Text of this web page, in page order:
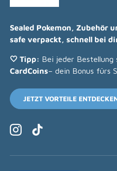
Sealed Pokemon, Zubehör
safe verpackt, schnell bei
🤍 Tipp: Bei jeder Bestellung
CardCoins– dein Bonus fürs
JETZT VORTEILE
InstagramTikTok